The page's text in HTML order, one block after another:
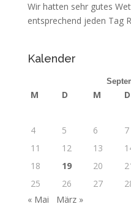
Wir hatten sehr gutes
entsprechend jeden Tag
Kalender
M D M D
4
5 6 7
11
12 13
18
19 20
25
26 27
« Mai
März »